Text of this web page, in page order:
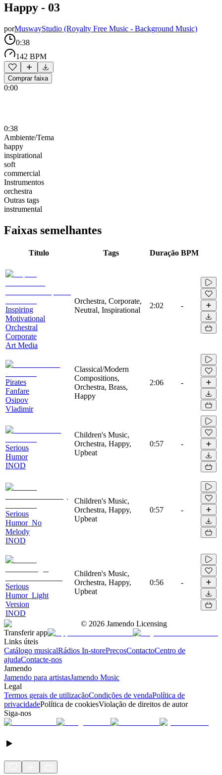
Happy - 03
porMuswayStudio (Royalty Free Music - Background Music)
0:38
142 BPM
Comprar faixa
0:00
0:38
Ambiente/Tema
happy
inspirational
soft
commercial
Instrumentos
orchestra
Outras tags
instrumental
Faixas semelhantes
Título Tags Duração BPM
Inspiring
Motivational
Orchestral
Corporate
Art Media
Orchestra, Corporate,
Neutral, Inspirational
2:02 -
Pirates
Fanfare
Osipov
Vladimir
Classical/Modern
Compositions,
Orchestra, Brass,
Happy
2:06 -
Serious
Humor
INOD
Children's Music,
Orchestra, Happy,
Upbeat
0:57 -
Serious
Humor_No
Melody
INOD
Children's Music,
Orchestra, Happy,
Upbeat
0:57 -
Serious
Humor_Light
Version
INOD
Children's Music,
Orchestra, Happy,
Upbeat
0:56 -
© 2026 Jamendo Licensing
Transferir app
Links úteis
Catálogo musicalRádios In-storePreçosContactoCentro de
ajudaContacte-nos
Jamendo
Jamendo para artistasJamendo Music
Legal
Termos gerais de utilizaçãoCondições de vendaPolítica de
privacidadePolítica de cookiesViolação de direitos de autor
Siga-nos